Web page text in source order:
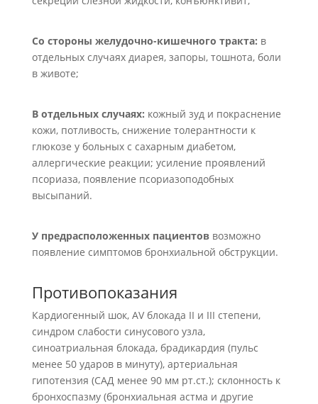
Со стороны желудочно-кишечного тракта: в
отдельных случаях диарея, запоры, тошнота, боли
в животе;
В отдельных случаях: кожный зуд и покраснение
кожи, потливость, снижение толерантности к
глюкозе у больных с сахарным диабетом,
аллергические реакции; усиление проявлений
псориаза, появление псориазоподобных
высыпаний.
У предрасположенных пациентоввозможно
появление симптомов бронхиальной обструкции.
Противопоказания
Кардиогенный шок, AV блокада II и III степени,
синдром слабости синусового узла,
синоатриальная блокада, брадикардия (пульс
менее 50 ударов в минуту), артериальная
гипотензия (САД менее 90 мм рт.ст.); склонность к
бронхоспазму (бронхиальная астма и другие